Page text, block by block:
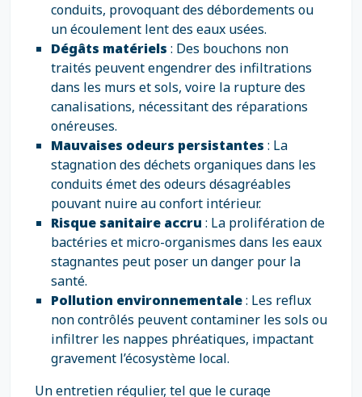
conduits, provoquant des débordements ou
un écoulement lent des eaux usées.
Dégâts matériels : Des bouchons non
traités peuvent engendrer des infiltrations
dans les murs et sols, voire la rupture des
canalisations, nécessitant des réparations
onéreuses.
Mauvaises odeurs persistantes : La
stagnation des déchets organiques dans les
conduits émet des odeurs désagréables
pouvant nuire au confort intérieur.
Risque sanitaire accru : La prolifération de
bactéries et micro-organismes dans les eaux
stagnantes peut poser un danger pour la
santé.
Pollution environnementale: Les reflux
non contrôlés peuvent contaminer les sols ou
infiltrer les nappes phréatiques, impactant
gravement l’écosystème local.
Un entretien régulier, tel que le curage